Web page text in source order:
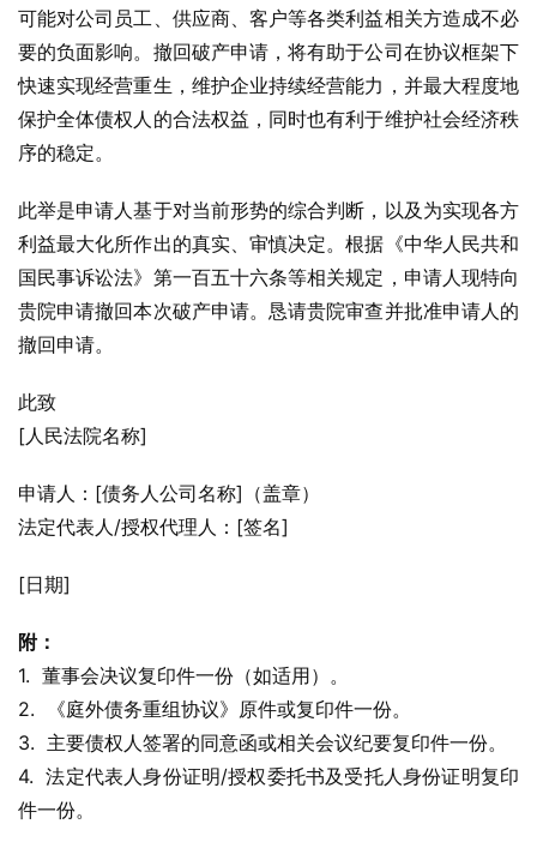
可能对公司员工、供应商、客户等各类利益相关方造成不必
要的负面影响。撤回破产申请，将有助于公司在协议框架下
快速实现经营重生，维护企业持续经营能力，并最大程度地
保护全体债权人的合法权益，同时也有利于维护社会经济秩
序的稳定。
此举是申请人基于对当前形势的综合判断，以及为实现各方
利益最大化所作出的真实、审慎决定。根据《中华人民共和
国民事诉讼法》第一百五十六条等相关规定，申请人现特向
贵院申请撤回本次破产申请。恳请贵院审查并批准申请人的
撤回申请。
此致
[人民法院名称]
申请人：[债务人公司名称]（盖章）
法定代表人/授权代理人：[签名]
[日期]
附：
1.  董事会决议复印件一份（如适用）。
2.  《庭外债务重组协议》原件或复印件一份。
3.  主要债权人签署的同意函或相关会议纪要复印件一份。
4.  法定代表人身份证明/授权委托书及受托人身份证明复印
件一份。